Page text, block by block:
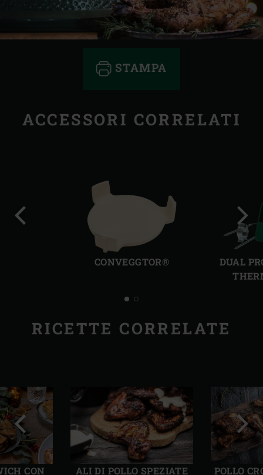
STAMPA
ACCESSORI CORRELATI
CONVEGGTOR®
DUAL
RICETTE CORRELATE
CON
ALI DI POLLO SPEZIATE
POLLO
Precedente